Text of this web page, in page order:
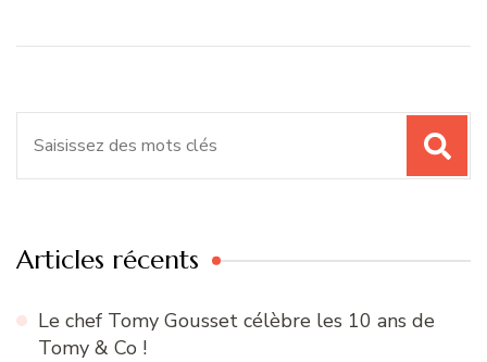
Articles récents
Le chef Tomy Gousset célèbre les 10 ans de
Tomy & Co !